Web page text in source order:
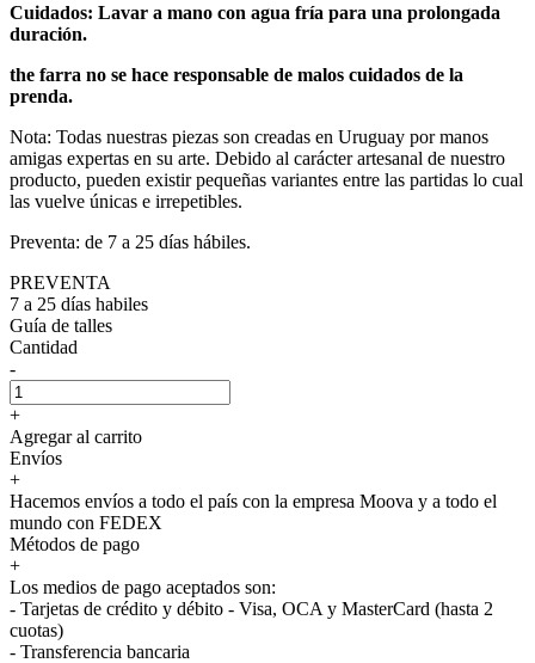
Cuidados: Lavar a mano con agua fría para una prolongada
duración.
the farra no se hace responsable de malos cuidados de la
prenda.
Nota: Todas nuestras piezas son creadas en Uruguay por manos
amigas expertas en su arte. Debido al carácter artesanal de nuestro
producto, pueden existir pequeñas variantes entre las partidas lo cual
las vuelve únicas e irrepetibles.
Preventa: de 7 a 25 días hábiles.
PREVENTA
7 a 25 días habiles
Guía de talles
Cantidad
-
+
Agregar al carrito
Envíos
+
Hacemos envíos a todo el país con la empresa Moova y a todo el
mundo con FEDEX
Métodos de pago
+
Los medios de pago aceptados son:
- Tarjetas de crédito y débito - Visa, OCA y MasterCard (hasta 2
cuotas)
- Transferencia bancaria